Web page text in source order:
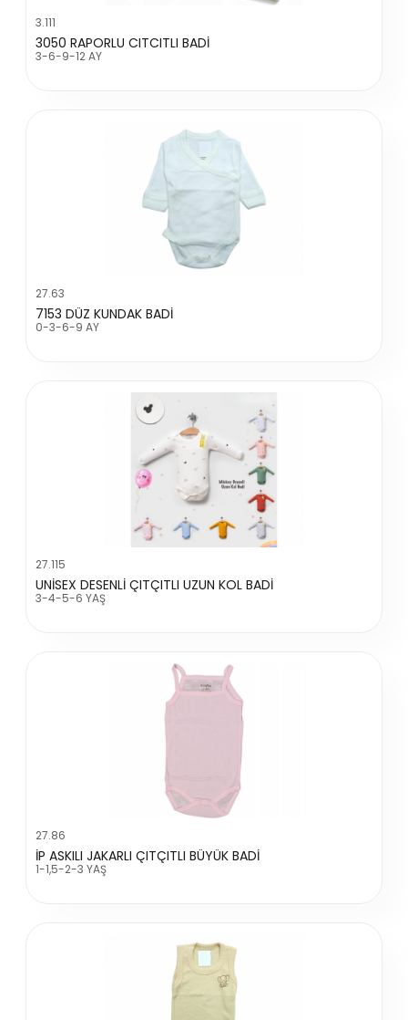
3.111
3050 RAPORLU CITCITLI BADİ
3-6-9-12 AY
27.63
7153 DÜZ KUNDAK BADİ
0-3-6-9 AY
27.115
UNİSEX DESENLİ ÇITÇITLI UZUN KOL BADİ
3-4-5-6 YAŞ
27.86
İP ASKILI JAKARLI ÇITÇITLI BÜYÜK BADİ
1-1,5-2-3 YAŞ